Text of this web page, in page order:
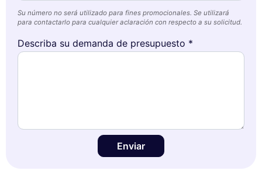
Su número no será utilizado para fines promocionales. Se utilizará
para contactarlo para cualquier aclaración con respecto a su solicitud.
Describa su demanda de presupuesto *
Enviar